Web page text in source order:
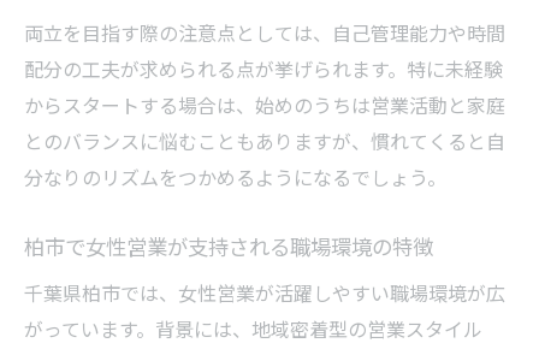
両立を目指す際の注意点としては、自己管理能力や時間
配分の工夫が求められる点が挙げられます。特に未経験
からスタートする場合は、始めのうちは営業活動と家庭
とのバランスに悩むこともありますが、慣れてくると自
分なりのリズムをつかめるようになるでしょう。
柏市で女性営業が支持される職場環境の特徴
千葉県柏市では、女性営業が活躍しやすい職場環境が広
がっています。背景には、地域密着型の営業スタイル